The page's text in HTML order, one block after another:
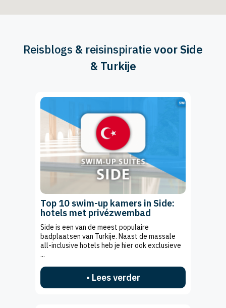
Reisblogs & reisinspiratievoor Side
& Turkije
Top 10 swim-up kamers in Side:
hotels met privézwembad
Side is een van de meest populaire
badplaatsen van Turkije. Naast de massale
all-inclusive hotels heb je hier ook exclusieve
...
• Lees verder